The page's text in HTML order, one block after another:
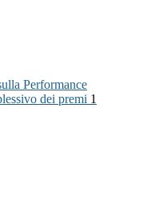
Performance
dei premi 1